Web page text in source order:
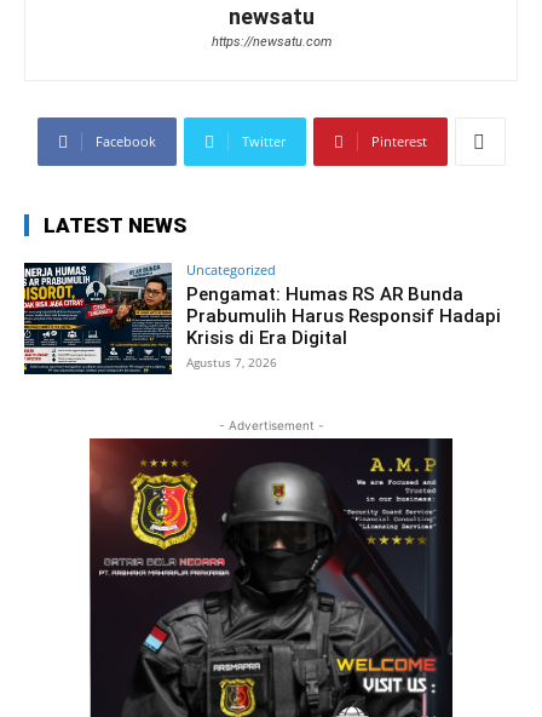
newsatu
https://newsatu.com
Facebook Twitter Pinterest
LATEST NEWS
Uncategorized
Pengamat: Humas RS AR Bunda
Prabumulih Harus Responsif Hadapi
Krisis di Era Digital
Agustus 7, 2026
- Advertisement -